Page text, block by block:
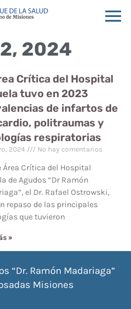
2024
Crítica del Hospital
tuvo en 2023
de infartos de
politraumas y
respiratorias
2024 No hay comentarios
Área Crítica del Hospital
de Agudos “Dr Ramón
el Dr. Rafael Ostrowski,
repaso de las principales
que tuvieron
»
“Dr. Ramón Madariaga”
Misiones